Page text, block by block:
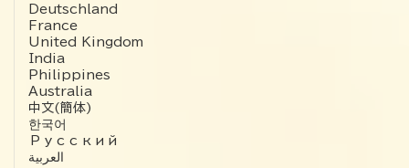
Deutschland
France
United Kingdom
India
Philippines
Australia
中文(簡体)
한국어
Русский
العربية‏